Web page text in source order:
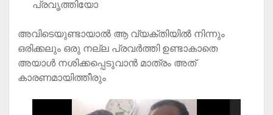
പ്രവൃത്തിയോ
അവിടെയുണ്ടായാൽ ആ വ്യക്തിയിൽ നിന്നും
ഒരിക്കലും ഒരു നല്ല പ്രവർത്തി ഉണ്ടാകാതെ
അയാൾ നശിക്കപ്പെടുവാൻ മാത്രം അത്
കാരണമായിത്തീരും